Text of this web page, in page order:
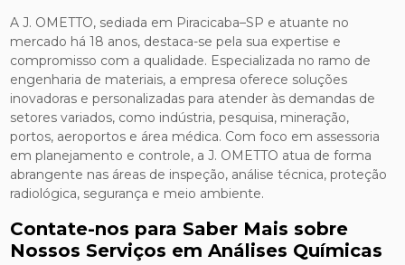
A J. OMETTO, sediada em Piracicaba–SP e atuante no
mercado há 18 anos, destaca-se pela sua expertise e
compromisso com a qualidade. Especializada no ramo de
engenharia de materiais, a empresa oferece soluções
inovadoras e personalizadas para atender às demandas de
setores variados, como indústria, pesquisa, mineração,
portos, aeroportos e área médica. Com foco em assessoria
em planejamento e controle, a J. OMETTO atua de forma
abrangente nas áreas de inspeção, análise técnica, proteção
radiológica, segurança e meio ambiente.
Contate-nos para Saber Mais sobre
Nossos Serviços em Análises Químicas